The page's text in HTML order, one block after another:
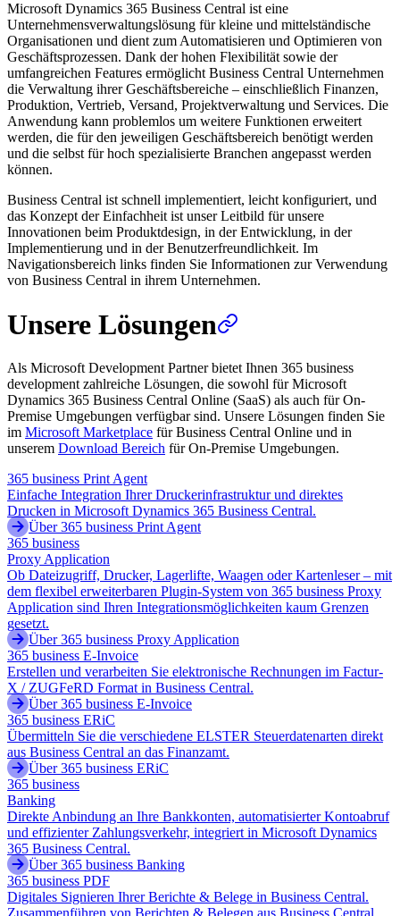
Microsoft Dynamics 365 Business Central ist eine
Unternehmensverwaltungslösung für kleine und mittelständische
Organisationen und dient zum Automatisieren und Optimieren von
Geschäftsprozessen. Dank der hohen Flexibilität sowie der
umfangreichen Features ermöglicht Business Central Unternehmen
die Verwaltung ihrer Geschäftsbereiche – einschließlich Finanzen,
Produktion, Vertrieb, Versand, Projektverwaltung und Services. Die
Anwendung kann problemlos um weitere Funktionen erweitert
werden, die für den jeweiligen Geschäftsbereich benötigt werden
und die selbst für hoch spezialisierte Branchen angepasst werden
können.
Business Central ist schnell implementiert, leicht konfiguriert, und
das Konzept der Einfachheit ist unser Leitbild für unsere
Innovationen beim Produktdesign, in der Entwicklung, in der
Implementierung und in der Benutzerfreundlichkeit. Im
Navigationsbereich links finden Sie Informationen zur Verwendung
von Business Central in ihrem Unternehmen.
Unsere Lösungen
Als Microsoft Development Partner bietet Ihnen 365 business
development zahlreiche Lösungen, die sowohl für Microsoft
Dynamics 365 Business Central Online (SaaS) als auch für On-
Premise Umgebungen verfügbar sind. Unsere Lösungen finden Sie
im Microsoft Marketplace für Business Central Online und in
unserem Download Bereich für On-Premise Umgebungen.
365 business Print Agent
Einfache Integration Ihrer Druckerinfrastruktur und direktes
Drucken in Microsoft Dynamics 365 Business Central.
Über 365 business Print Agent
365 business
Proxy Application
Ob Dateizugriff, Drucker, Lagerlifte, Waagen oder Kartenleser – mit
dem flexibel erweiterbaren Plugin-System von 365 business Proxy
Application sind Ihren Integrationsmöglichkeiten kaum Grenzen
gesetzt.
Über 365 business Proxy Application
365 business E-Invoice
Erstellen und verarbeiten Sie elektronische Rechnungen im Factur-
X / ZUGFeRD Format in Business Central.
Über 365 business E-Invoice
365 business ERiC
Übermitteln Sie die verschiedene ELSTER Steuerdatenarten direkt
aus Business Central an das Finanzamt.
Über 365 business ERiC
365 business
Banking
Direkte Anbindung an Ihre Bankkonten, automatisierter Kontoabruf
und effizienter Zahlungsverkehr, integriert in Microsoft Dynamics
365 Business Central.
Über 365 business Banking
365 business PDF
Digitales Signieren Ihrer Berichte & Belege in Business Central.